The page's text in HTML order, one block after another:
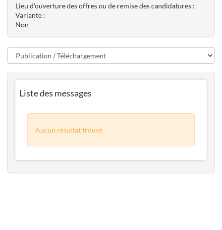
Lieu d'ouverture des offres ou de remise des candidatures :
Variante :
Non
Liste des messages
Aucun résultat trouvé